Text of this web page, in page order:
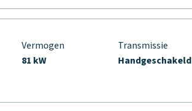
Vermogen
81 kW
Transmissie
Handgeschakeld